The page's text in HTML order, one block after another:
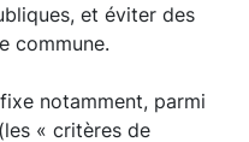
et éviter des
commune.
notamment, parmi
« critères de